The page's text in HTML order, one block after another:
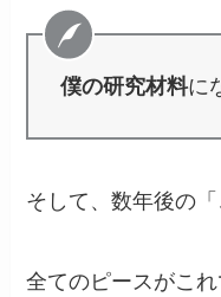
僕の研究材料に
そして、数年後の
全てのピースがこれ